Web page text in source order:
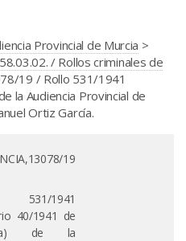
Provincial de Murcia >
58.03.02. / Rollos criminales de
19 / Rollo 531/1941
la Audiencia Provincial de
Ortiz García.
19
531/1941
40/1941 de
de la